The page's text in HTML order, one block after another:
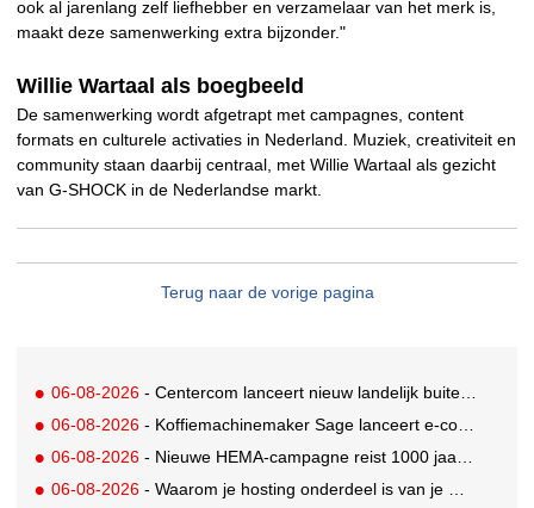
ook al jarenlang zelf liefhebber en verzamelaar van het merk is,
maakt deze samenwerking extra bijzonder."
Willie Wartaal als boegbeeld
De samenwerking wordt afgetrapt met campagnes, content
formats en culturele activaties in Nederland. Muziek, creativiteit en
community staan daarbij centraal, met Willie Wartaal als gezicht
van G-SHOCK in de Nederlandse markt.
Terug naar de vorige pagina
06-08-2026 - Centercom lanceert nieuw landelijk buitereclamenetwerk: City Cubes
06-08-2026 - Koffiemachinemaker Sage lanceert e-commerceplatform voor koffieliefhebbers
06-08-2026 - Nieuwe HEMA-campagne reist 1000 jaar terug in de tijd naar 'Hemastein'
06-08-2026 - Waarom je hosting onderdeel is van je merkstrategie